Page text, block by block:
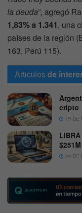
la deuda”, agregó
1,83% a 1.341, una
países de la región
163, Perú 115).
Articulosde
cripto
15 DE
20 DE